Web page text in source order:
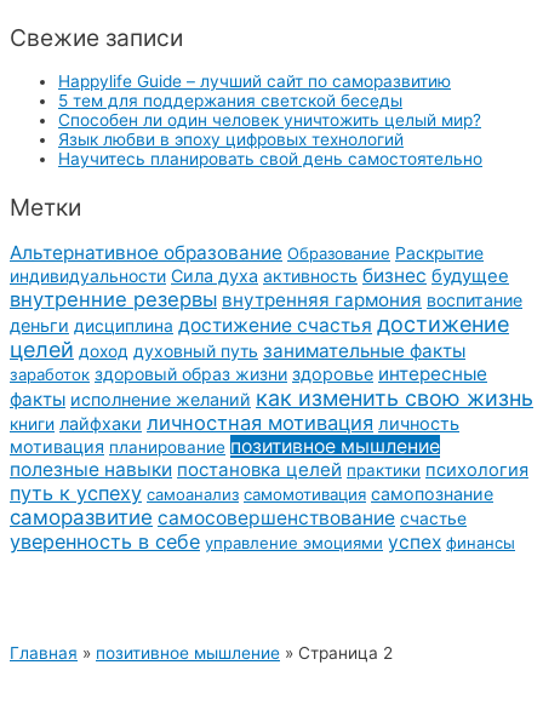
Свежие записи
Happylife Guide – лучший сайт по саморазвитию
5 тем для поддержания светской беседы
Способен ли один человек уничтожить целый мир?
Язык любви в эпоху цифровых технологий
Научитесь планировать свой день самостоятельно
Метки
Альтернативное образование Образование Раскрытие
индивидуальности Сила духа активность бизнес будущее
внутренние резервы внутренняя гармония воспитание
деньги дисциплина достижение счастья достижение
целей доход духовный путь занимательные факты
заработок здоровый образ жизни здоровье интересные
факты исполнение желаний как изменить свою жизнь
книги лайфхаки личностная мотивация личность
мотивация планирование позитивное мышление
полезные навыки постановка целей практики психология
путь к успеху самоанализ самомотивация самопознание
саморазвитие самосовершенствование счастье
уверенность в себе управление эмоциями успех финансы
Главная » позитивное мышление » Страница 2